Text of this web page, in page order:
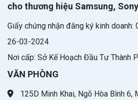
cho thương hiệu Samsung,
Giấy chứng nhận đăng ký kinh doanh:
26-03-2024
Nơi cấp: Sở Kế Hoạch Đầu Tư Thành
VĂN PHÒNG
125D Minh Khai, Ngõ Hòa Bình 6,